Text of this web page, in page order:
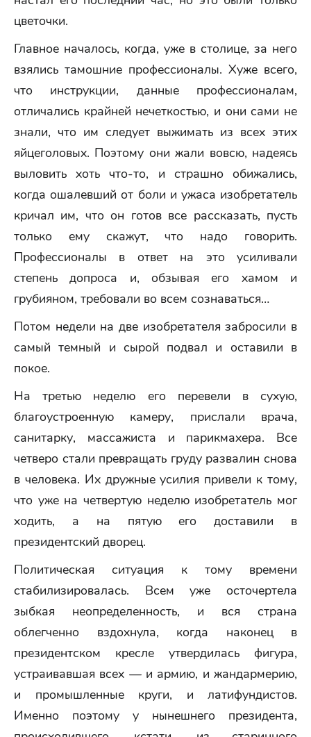
цветочки.
Главное началось, когда, уже в столице, за него
взялись тамошние профессионалы. Хуже всего,
что инструкции, данные профессионалам,
отличались крайней нечеткостью, и они сами не
знали, что им следует выжимать из всех этих
яйцеголовых. Поэтому они жали вовсю, надеясь
выловить хоть что-то, и страшно обижались,
когда ошалевший от боли и ужаса изобретатель
кричал им, что он готов все рассказать, пусть
только ему скажут, что надо говорить.
Профессионалы в ответ на это усиливали
степень допроса и, обзывая его хамом и
грубияном, требовали во всем сознаваться…
Потом недели на две изобретателя забросили в
самый темный и сырой подвал и оставили в
покое.
На третью неделю его перевели в сухую,
благоустроенную камеру, прислали врача,
санитарку, массажиста и парикмахера. Все
четверо стали превращать груду развалин снова
в человека. Их дружные усилия привели к тому,
что уже на четвертую неделю изобретатель мог
ходить, а на пятую его доставили в
президентский дворец.
Политическая ситуация к тому времени
стабилизировалась. Всем уже осточертела
зыбкая неопределенность, и вся страна
облегченно вздохнула, когда наконец в
президентском кресле утвердилась фигура,
устраивавшая всех — и армию, и жандармерию,
и промышленные круги, и латифундистов.
Именно поэтому у нынешнего президента,